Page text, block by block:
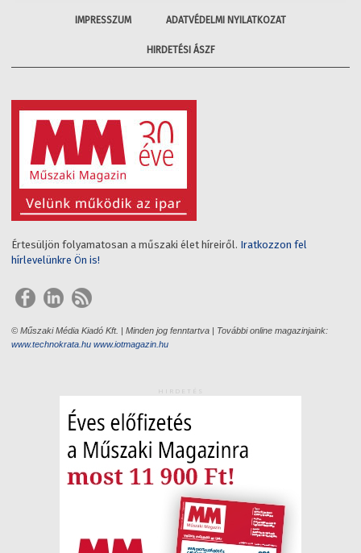
IMPRESSZUM ADATVÉDELMI NYILATKOZAT
HIRDETÉSI ÁSZF
Értesüljön folyamatosan a műszaki élet híreiről. Iratkozzon fel
hírlevelünkre Ön is!
© Műszaki Média Kiadó Kft. | Minden jog fenntartva | További online magazinjaink:
www.technokrata.hu www.iotmagazin.hu
HIRDETÉS